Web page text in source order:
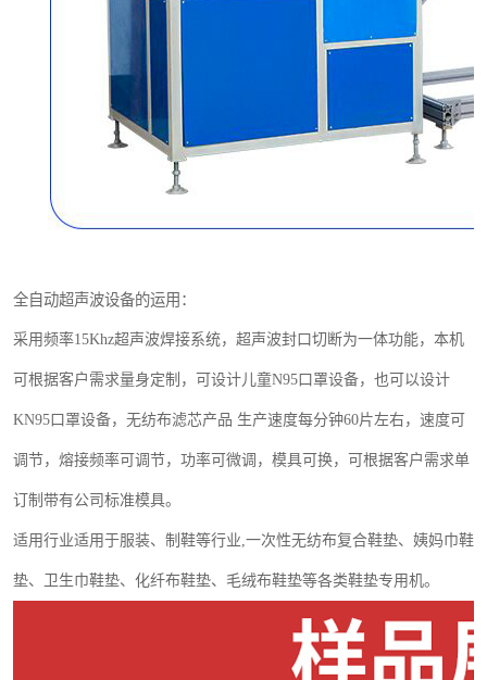
全自动超声波设备的运用：
采用频率15Khz超声波焊接系统，超声波封口切断为一体功能，本机
可根据客户需求量身定制，可设计儿童N95 口罩设备，也可以设计
KN95 口罩设备， 无纺布滤芯产品 生产速度每分钟60片左右，速度可
调节，熔接频率可调节，功率可微调，模具可换，可根据客户需求单
订制带有公司标准模具。
适用行业适用于服装、制鞋等行业,一次性无纺布复合鞋垫、姨妈巾鞋
垫、卫生巾鞋垫、化纤布鞋垫、毛绒布鞋垫等各类鞋垫专用机。